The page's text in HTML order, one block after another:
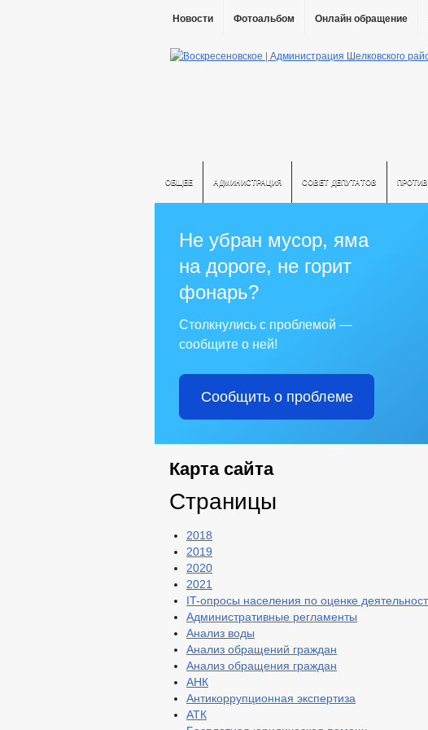
Новости Фотоальбом Онлайн обращение
ОБЩЕЕ АДМИНИСТРАЦИЯ СОВЕТ ДЕПУТАТОВ
Не убран мусор, яма
на дороге, не горит
фонарь?
Столкнулись с проблемой —
сообщите о ней!
Сообщить о проблеме
Карта сайта
Страницы
2018
2019
2020
2021
IT-опросы населения по оценке
Административные регламенты
Анализ воды
Анализ обращений граждан
Анализ обращения граждан
АНК
Антикоррупционная экспертиза
АТК